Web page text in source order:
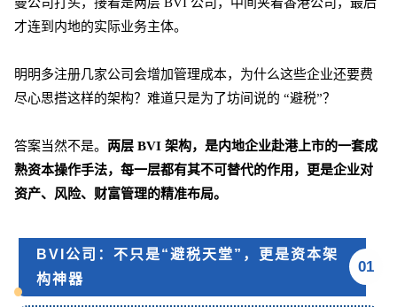
才连到内地的实际业务主体。
明明多注册几家公司会增加管理成本，为什么这些企业还要费
尽心思搭这样的架构？难道只是为了坊间说的 “避税”？
答案当然不是。 两层 BVI 架构，是内地企业赴港上市的一套成
熟资本操作手法，每一层都有其不可替代的作用，更是企业对
资产、风险、财富管理的精准布局。
BVI公司：不只是“避税天堂”，更是资本架
构神器
01